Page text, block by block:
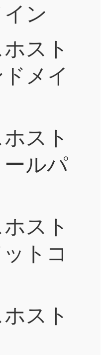
ン
スト
メイ
スト
ルパ
スト
トコ
スト